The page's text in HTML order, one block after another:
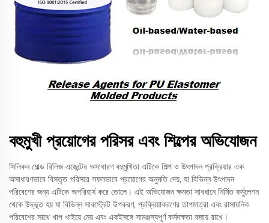
বহুমুখী প্রয়োগের পরিসর এবং শিল্পের অভিযোজন
সিলিকন মোল্ড রিলিজ এজেন্টের অসাধারণ বহুমুখিতা এটিকে শিল্প ও উৎপাদন প্রক্রিয়ার এক
অসাধারণভাবে বিস্তৃত পরিসরে সফলভাবে প্রয়োগের অনুমতি দেয়, যা বিভিন্ন উৎপাদন
পরিবেশের জন্য এটিকে অপরিহার্য করে তোলে। এই অভিযোজন ক্ষমতা সাবধানে নির্মিত ফর্মুলেশন
থেকে উদ্ভূত হয় যা বিভিন্ন সাবস্ট্রেট উপকরণ, প্রক্রিয়াকরণের তাপমাত্রা এবং রাসায়নিক
পরিবেশের সাথে খাপ খাইয়ে নেয় এবং একইসঙ্গে সামঞ্জস্যপূর্ণ কর্মদক্ষতা বজায় রাখে।